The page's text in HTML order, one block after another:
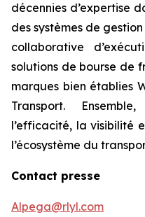
décennies d’expertise
des systèmes de
collaborative
solutions de bourse de
marques bien établies
Transport.
l’efficacité, la visibilité
l’écosystème du
Contact presse
Alpega@rlyl.com